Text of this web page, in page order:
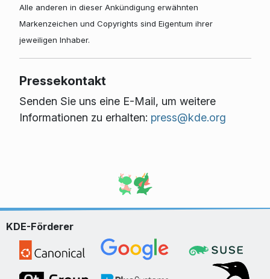
Alle anderen in dieser Ankündigung erwähnten
Markenzeichen und Copyrights sind Eigentum ihrer
jeweiligen Inhaber.
Pressekontakt
Senden Sie uns eine E-Mail, um weitere
Informationen zu erhalten: press@kde.org
KDE-Förderer